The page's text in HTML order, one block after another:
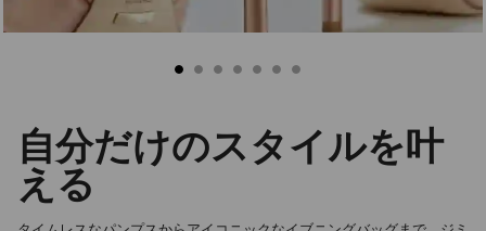
自分だけのスタイルを叶
える